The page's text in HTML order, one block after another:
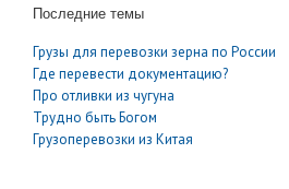
Последние темы
Грузы для перевозки зерна по России
Где перевести документацию?
Про отливки из чугуна
Трудно быть Богом
Грузоперевозки из Китая